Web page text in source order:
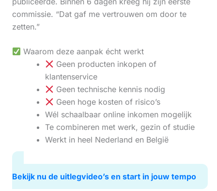
commissie. “Dat gaf me vertrouwen om door te
zetten.”
Waarom deze aanpak écht werkt
Geen producten inkopen of
klantenservice
Geen technische kennis nodig
Geen hoge kosten of risico’s
Wél schaalbaar online inkomen mogelijk
Te combineren met werk, gezin of studie
Werkt in heel Nederland en België
Bekijk nu de uitlegvideo’s en start in jouw tempo